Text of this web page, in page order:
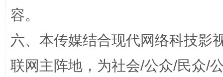
容。
六、本传媒结合现代网络科技影
联网主阵地，为社会/公众/民众/